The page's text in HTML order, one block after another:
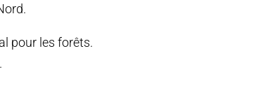
pour les forêts.